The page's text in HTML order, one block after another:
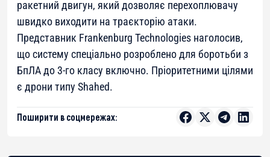
ракетний двигун, який дозволяє перехоплювачу
швидко виходити на траєкторію атаки.
Представник Frankenburg Technologies наголосив,
що систему спеціально розроблено для боротьби з
БпЛА до 3-го класу включно. Пріоритетними цілями
є дрони типу Shahed.
Поширити в соцмережах: